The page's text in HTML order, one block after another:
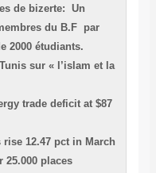
de bizerte: Un
du B.F par
2000 étudiants.
sur « l’islam et la
trade deficit at $87
rise 12.47 pct in March
25.000 places